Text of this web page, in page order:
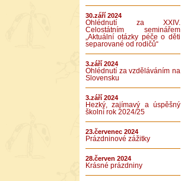
30.září 2024
Ohlédnutí za XXIV.
Celostátním seminářem
„Aktuální otázky péče o děti
separované od rodičů“
3.září 2024
Ohlédnutí za vzděláváním na
Slovensku
3.září 2024
Hezký, zajímavý a úspěšný
školní rok 2024/25
23.červenec 2024
Prázdninové zážitky
28.červen 2024
Krásné prázdniny